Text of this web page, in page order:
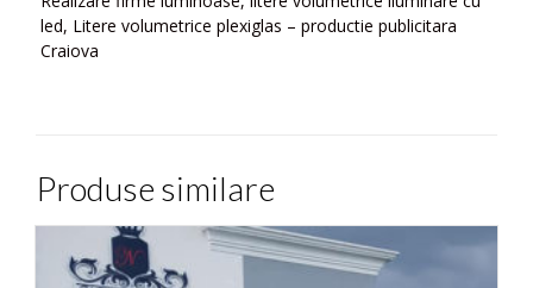
led, Litere volumetrice plexiglas – productie publicitara
Craiova
Produse similare